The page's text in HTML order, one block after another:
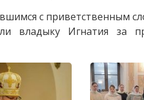
с приветственным
владыку Игнатия за